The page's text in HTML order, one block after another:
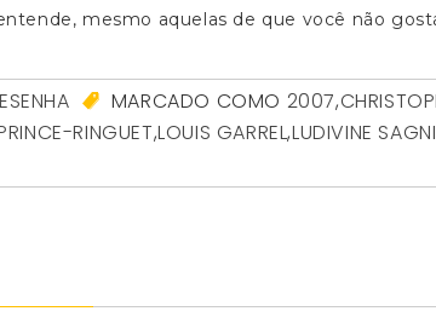
mesmo aquelas de que você não
MARCADO COMO 2007,
RINGUET,LOUIS GARREL,LUDIVINE